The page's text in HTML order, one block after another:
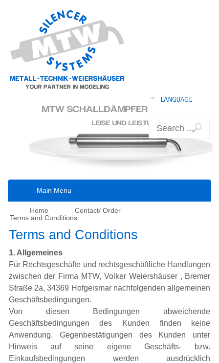
language
Main Menu
Home
Contact/ Order
Terms and Conditions
Terms and Conditions
1. Allgemeines
Für Rechtsgeschäfte und rechtsgeschäftliche Handlungen
zwischen der Firma MTW, Volker Weiershäuser , Bremer
Straße 2a, 34369 Hofgeismar nachfolgenden allgemeinen
Geschäftsbedingungen.
Von diesen Bedingungen abweichende
Geschäftsbedingungen des Kunden finden keine
Anwendung. Gegenbestätigungen des Kunden unter
Hinweis auf seine eigene Geschäfts- bzw.
Einkaufsbedingungen werden ausdrücklich